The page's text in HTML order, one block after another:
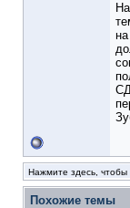
Нажмите здесь, чтобы
Похожие темы